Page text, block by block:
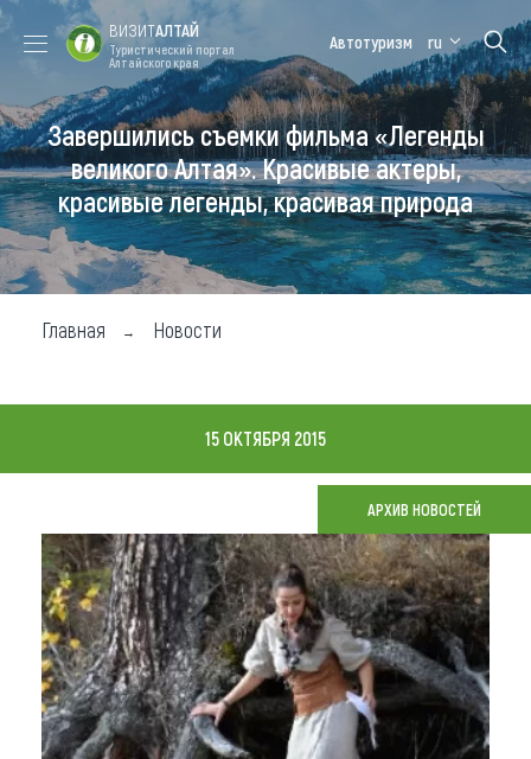
Форум VISIT
ALTAI
Цветение
маральника
Медицинский
форум
Алтайская
зимовка
Туры
Где побывать
Чем заняться
Карта
Что привезти (сувениры)
О регионе
Коллекция впечатлений
Другие рубрики
ВИЗИТАЛТАЙ
Туристический портал
Алтайского края
Автотуризм ru
Завершились съемки фильма «Легенды
великого Алтая». Красивые актеры,
красивые легенды, красивая природа
Главная Новости
15 ОКТЯБРЯ 2015
АРХИВ НОВОСТЕЙ